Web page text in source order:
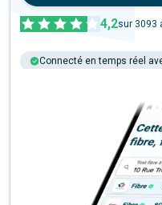
4,2sur 3093
Connecté en temps réel